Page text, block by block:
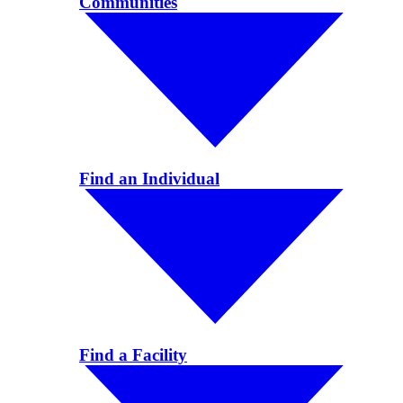
Find an Individual
Find a Facility